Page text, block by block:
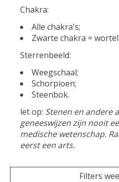
Chakra:
Alle chakra's;
Zwarte chakra =
Sterrenbeeld:
Weegschaal;
Schorpioen;
Steenbok.
let op: Stenen en andere
geneeswijzen zijn nooit
medische wetenschap.
eerst een arts.
Filters